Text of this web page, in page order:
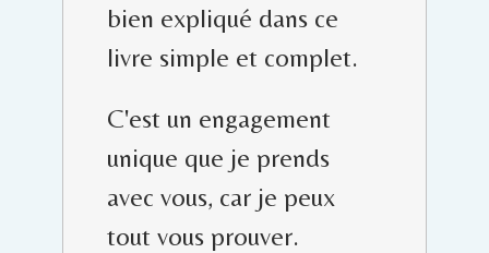
bien expliqué dans ce
livre simple et complet.
C'est un engagement
unique que je prends
avec vous, car je peux
tout vous prouver.